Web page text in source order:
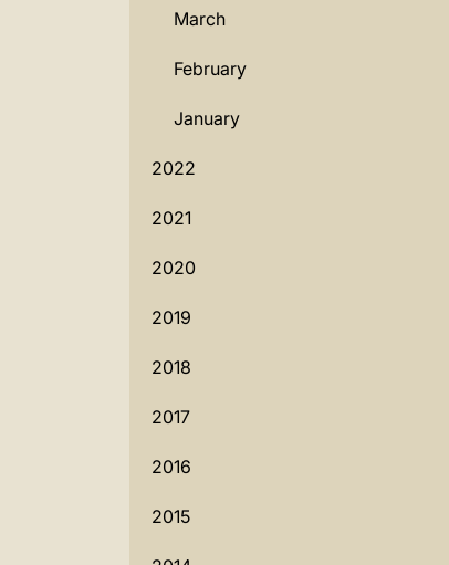
March
February
January
2022
2021
2020
2019
2018
2017
2016
2015